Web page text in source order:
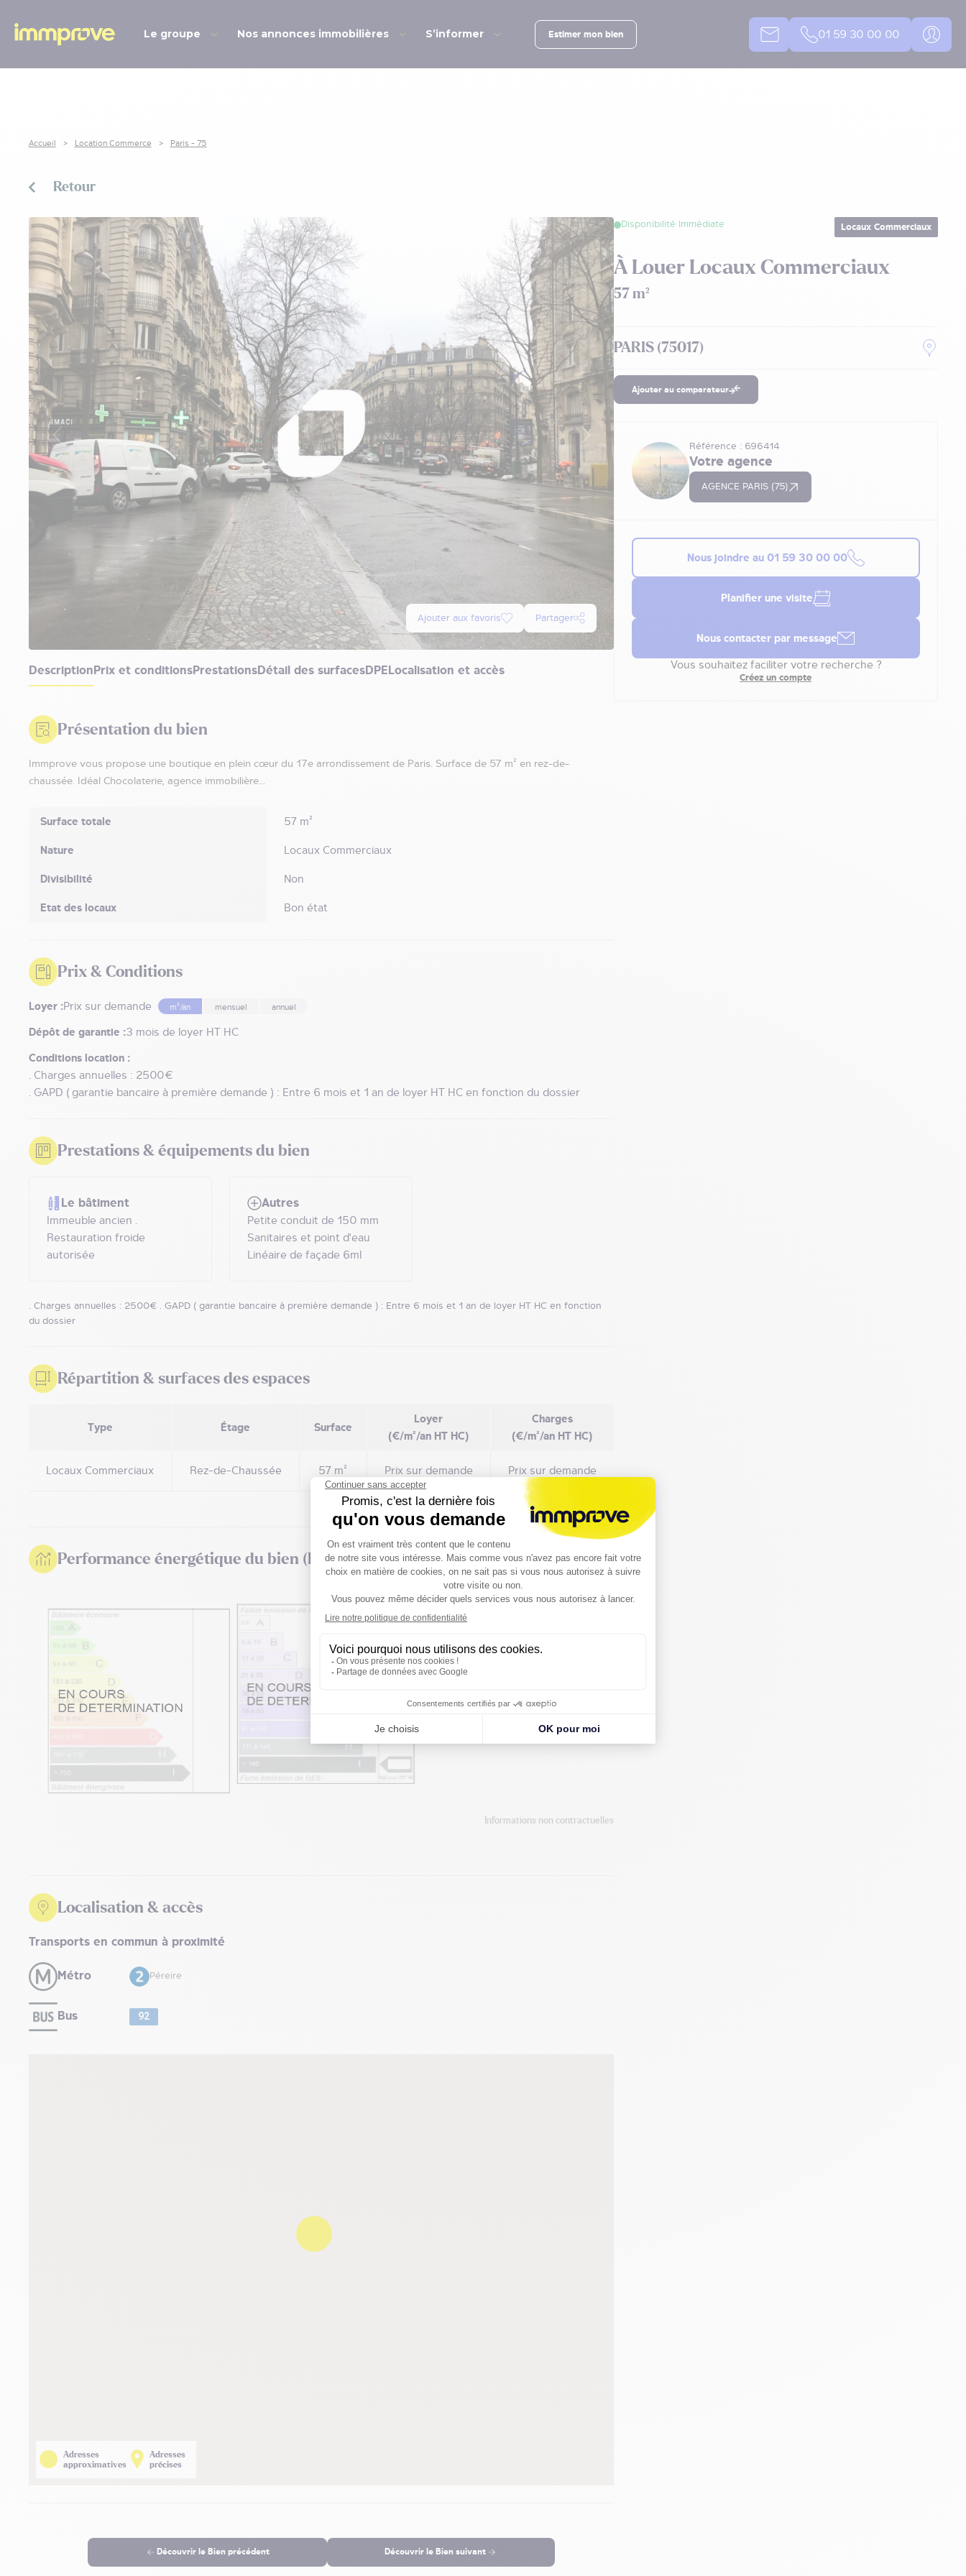
Le groupe Nos annonces immobilières S’informer Estimer mon bien 01 59 30 00 00
Accueil Location Commerce Paris - 75
Retour
Disponibilité Immédiate Locaux Commerciaux
À Louer Locaux Commerciaux
57 m²
PARIS (75017)
Ajouter au comparateur
Référence : 696414
Votre agence
AGENCE PARIS (75)
Nous joindre au 01 59 30 00 00
Planifier une visite
Nous contacter par message
Vous souhaitez faciliter votre recherche ?
Créez un compte
Ajouter aux favoris Partager
Description Prix et conditionsPrestationsDétail des surfacesDPE Localisation et accès
Présentation du bien
Immprove vous propose une boutique en plein cœur du 17e arrondissement de Paris. Surface de 57 m² en rez-de-
chaussée. Idéal Chocolaterie, agence immobilière...
Surface totale
Nature
Divisibilité
Etat des locaux
57 m²
Locaux Commerciaux
Non
Bon état
Prix & Conditions
Loyer :Prix sur demande m²/an mensuel annuel
Dépôt de garantie :3 mois de loyer HT HC
Conditions location :
. Charges annuelles : 2500€
. GAPD ( garantie bancaire à première demande ) : Entre 6 mois et 1 an de loyer HT HC en fonction du dossier
Prestations & équipements du bien
Le bâtiment
Immeuble ancien .
Restauration froide
autorisée
Autres
Petite conduit de 150 mm
Sanitaires et point d'eau
Linéaire de façade 6ml
. Charges annuelles : 2500€ . GAPD ( garantie bancaire à première demande ) : Entre 6 mois et 1 an de loyer HT HC en fonction
du dossier
Répartition & surfaces des espaces
Type Étage Surface
Loyer
(€/m²/an HT HC)
Charges
(€/m²/an HT HC)
Locaux Commerciaux Rez-de-Chaussée 57 m² Prix sur demande Prix sur demande
Performance énergétique du bien (DPE)
Informations non contractuelles
Localisation & accès
Transports en commun à proximité
Métro Péreire
Bus 92
Adresses
approximatives
Adresses
précises
Découvrir le Bien précédent Découvrir le Bien suivant